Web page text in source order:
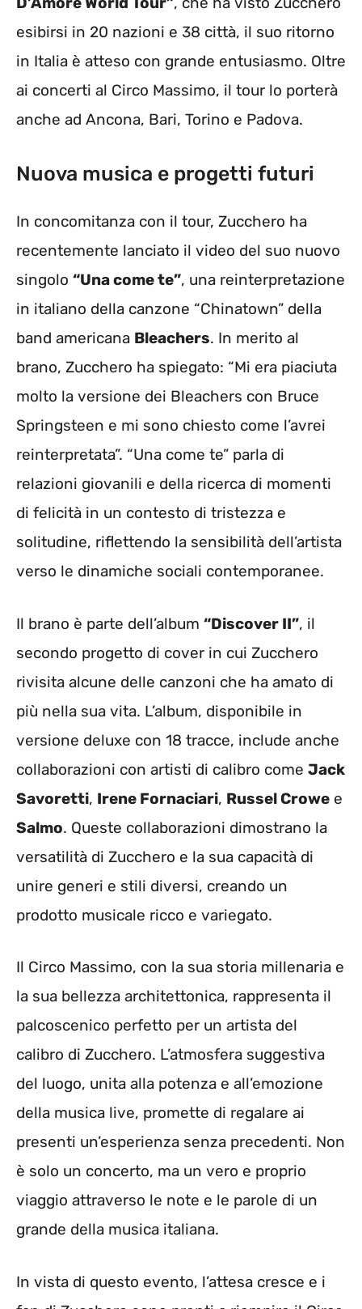
esibirsi in 20 nazioni e 38 città, il suo ritorno
in Italia è atteso con grande entusiasmo. Oltre
ai concerti al Circo Massimo, il tour lo porterà
anche ad Ancona, Bari, Torino e Padova.
Nuova musica e progetti futuri
In concomitanza con il tour, Zucchero ha
recentemente lanciato il video del suo nuovo
singolo “Una come te”, una reinterpretazione
in italiano della canzone “Chinatown” della
band americana Bleachers. In merito al
brano, Zucchero ha spiegato: “Mi era piaciuta
molto la versione dei Bleachers con Bruce
Springsteen e mi sono chiesto come l’avrei
reinterpretata”. “Una come te” parla di
relazioni giovanili e della ricerca di momenti
di felicità in un contesto di tristezza e
solitudine, riflettendo la sensibilità dell’artista
verso le dinamiche sociali contemporanee.
Il brano è parte dell’album “Discover II”, il
secondo progetto di cover in cui Zucchero
rivisita alcune delle canzoni che ha amato di
più nella sua vita. L’album, disponibile in
versione deluxe con 18 tracce, include anche
collaborazioni con artisti di calibro come Jack
Savoretti, Irene Fornaciari, Russel Crowe e
Salmo. Queste collaborazioni dimostrano la
versatilità di Zucchero e la sua capacità di
unire generi e stili diversi, creando un
prodotto musicale ricco e variegato.
Il Circo Massimo, con la sua storia millenaria e
la sua bellezza architettonica, rappresenta il
palcoscenico perfetto per un artista del
calibro di Zucchero. L’atmosfera suggestiva
del luogo, unita alla potenza e all’emozione
della musica live, promette di regalare ai
presenti un’esperienza senza precedenti. Non
è solo un concerto, ma un vero e proprio
viaggio attraverso le note e le parole di un
grande della musica italiana.
In vista di questo evento, l’attesa cresce e i